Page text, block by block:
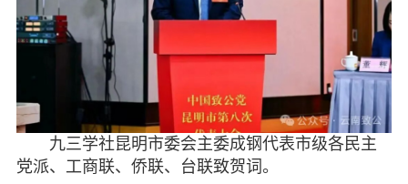
九三学社昆明市委会主委成钢代表市级各民主
党派、工商联、侨联、台联致贺词。